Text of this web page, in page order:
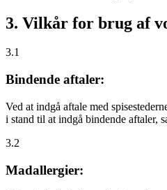
3. Vilkår for brug af
3.1
Bindende aftaler:
Ved at indgå aftale med
i stand til at indgå bindende aftaler,
3.2
Madallergier: